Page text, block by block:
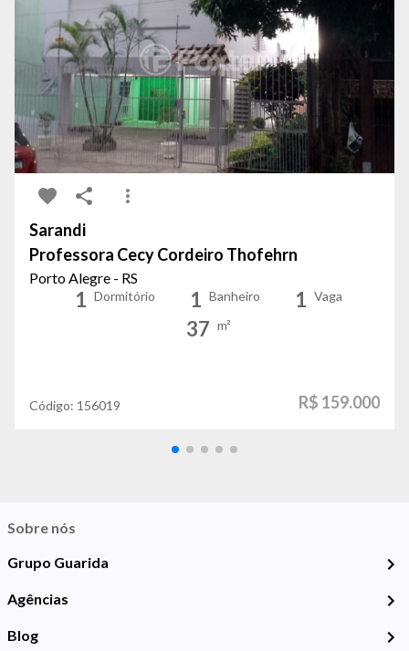
Sarandi
Professora Cecy Cordeiro Thofehrn
Porto Alegre - RS
1 Dormitório 1 Banheiro 1 Vaga
37 m²
Código: 156019 R$ 159.000
Sobre nós
Grupo Guarida
Agências
Blog